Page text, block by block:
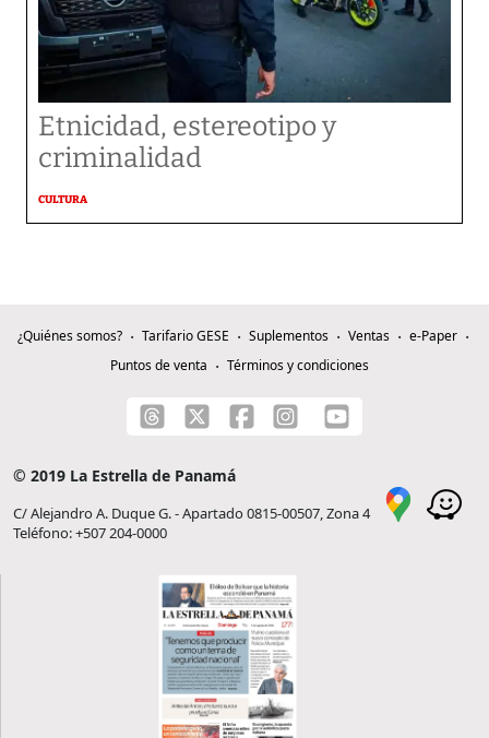
Etnicidad, estereotipo y
criminalidad
CULTURA
¿Quiénes somos? Tarifario GESE Suplementos Ventas
e-Paper
Puntos de venta
Términos y condiciones
© 2019 La Estrella de Panamá
C/ Alejandro A. Duque G. - Apartado 0815-00507, Zona 4
Teléfono: +507 204-0000